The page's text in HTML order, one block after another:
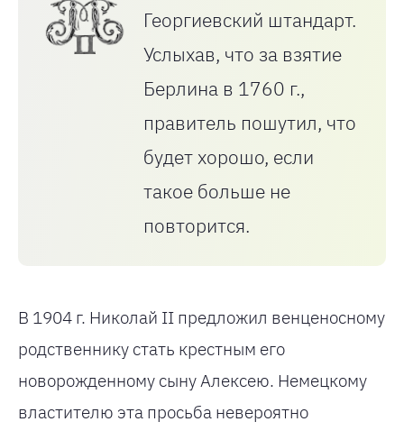
Георгиевский штандарт.
Услыхав, что за взятие
Берлина в 1760 г.,
правитель пошутил, что
будет хорошо, если
такое больше не
повторится.
В 1904 г. Николай II предложил венценосному
родственнику стать крестным его
новорожденному сыну Алексею. Немецкому
властителю эта просьба невероятно